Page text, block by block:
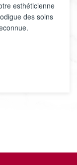
esthéticienne
des soins